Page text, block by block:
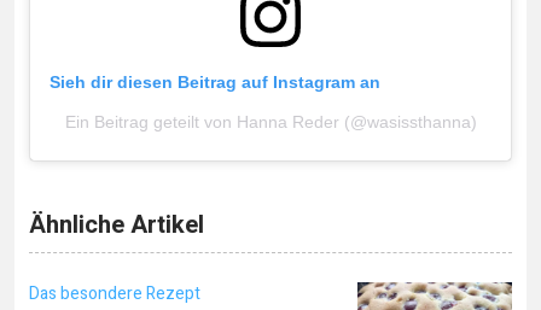
Sieh dir diesen Beitrag auf Instagram an
Ein Beitrag geteilt von Hanna Reder (@wasissthanna)
Ähnliche Artikel
Das besondere Rezept